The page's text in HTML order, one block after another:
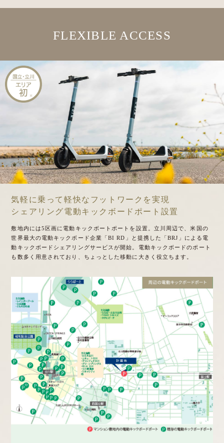
FLEXIBLE ACCESS
気軽に乗って軽快なフットワークを実現
シェアリング電動キックボードポート設置
敷地内には5区画に電動キックボートポートを設置。立川周辺で、米国の
世界最大の電動キックボード企業「BI RD」と提携した「BRJ」による電
動キックボードシェアリングサービスが開始。電動キックボードのポート
も数多く用意されており、ちょっとした移動に大きく役立ちます。